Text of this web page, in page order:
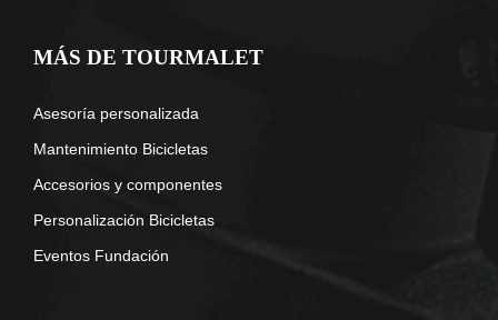
MÁS DE TOURMALET
Asesoría personalizada
Mantenimiento Bicicletas
Accesorios y componentes
Personalización Bicicletas
Eventos Fundación